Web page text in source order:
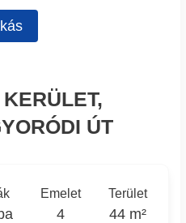
ÚT
Emelet
4
Terület
44 m²